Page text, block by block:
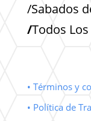
/Sabados
/Todos
• Términos y
• Política de